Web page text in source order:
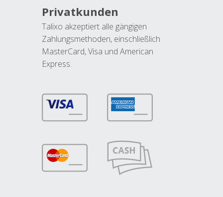
Privatkunden
Talixo akzeptiert alle gängigen
Zahlungsmethoden, einschließlich
MasterCard, Visa und American
Express.